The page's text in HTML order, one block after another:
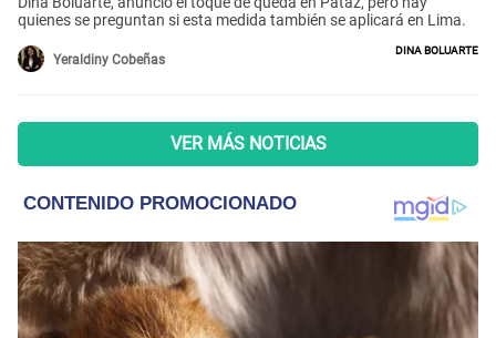
quienes se preguntan si esta medida también se aplicará en Lima.
Yeraldiny Cobeñas
Dina Boluarte
VER MÁS NOTICIAS